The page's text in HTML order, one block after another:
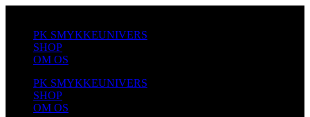
indholdPK SMYKKEUNIVERS
SHOP
OM OS
PK SMYKKEUNIVERS
SHOP
OM OS